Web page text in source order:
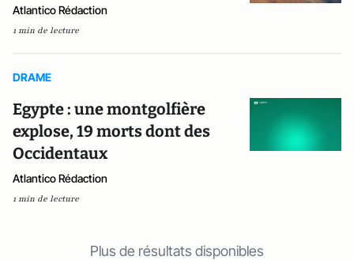
Atlantico Rédaction
1 min de lecture
DRAME
Egypte : une montgolfière
explose, 19 morts dont des
Occidentaux
Atlantico Rédaction
1 min de lecture
Plus de résultats disponibles